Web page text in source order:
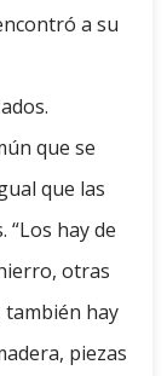
a su
que se
que las
hay de
otras
también hay
piezas